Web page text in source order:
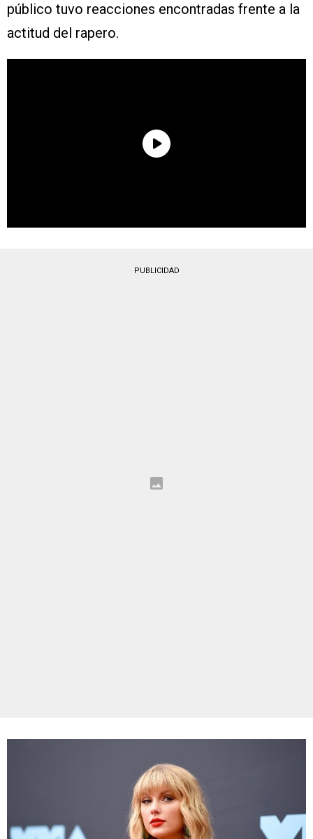
público tuvo reacciones encontradas frente a la
actitud del rapero.
PUBLICIDAD